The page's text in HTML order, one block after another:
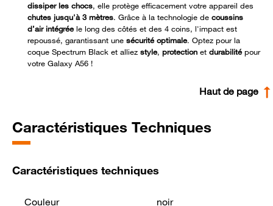
dissiper les chocs, elle protège efficacement votre appareil des
chutes jusqu'à 3 mètres. Grâce à la technologie de coussins
d’air intégréele long des côtés et des 4 coins, l'impact est
repoussé, garantissant une sécurité optimale. Optez pour la
coque Spectrum Black et alliez style, protection et durabilitépour
votre Galaxy A56 !
Haut de page
Caractéristiques Techniques
Caractéristiques techniques
Couleur
noir